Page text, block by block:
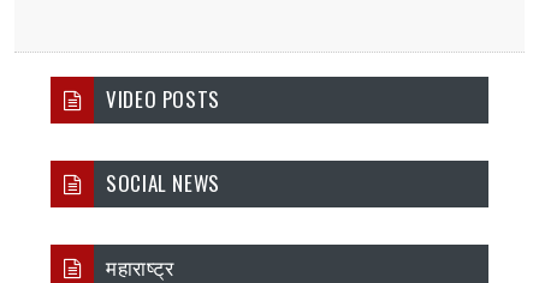
VIDEO POSTS
SOCIAL NEWS
महाराष्ट्र